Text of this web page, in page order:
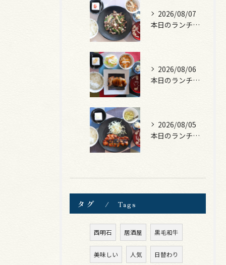
2026/08/07
本日のランチは、黒毛和牛のチャプチェ！
2026/08/06
本日のランチは、照焼きチキン！
2026/08/05
本日のランチは、ロース豚カツ梅はさみ！
タグ Tags
西明石 居酒屋 黒毛和牛
美味しい 人気 日替わり